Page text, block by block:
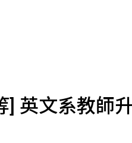
] 英文系教師